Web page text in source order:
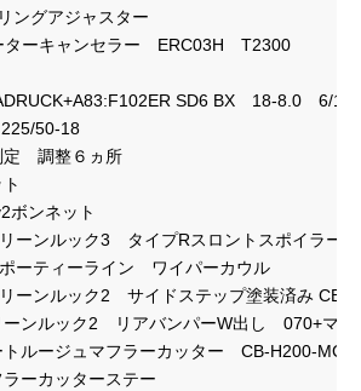
ングアジャスター
ターキャンセラー　ERC03H　T2300
SD6 BX　18-8.0　6/
50-18
　調整６ヵ所
ボンネット
ーンルック3　タイプRスロントスポイラー
ーティーライン　ワイパーカウル
ーンルック2　サイドステップ塗装済み CB-
ンルック2　リアバンパーW出し　070+マ
ルージュマフラーカッター　CB-H200-MC3
ーカッターステー